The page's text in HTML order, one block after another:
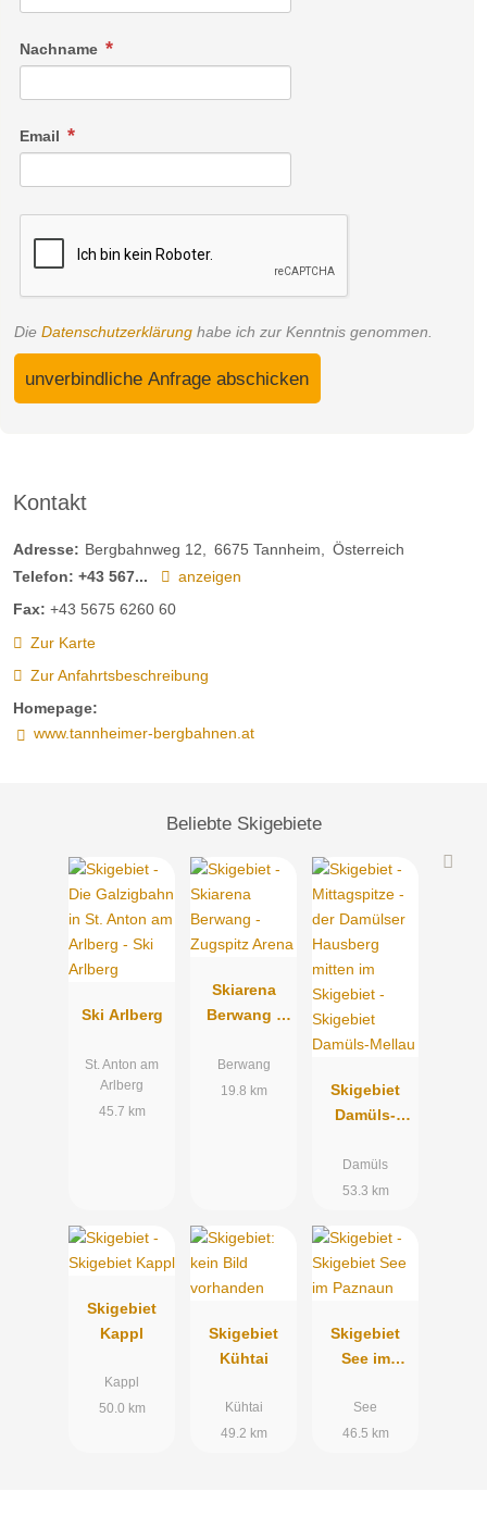
Nachname
Email
Die Datenschutzerklärung habe ich zur Kenntnis genommen.
unverbindliche Anfrage abschicken
Kontakt
Adresse: Bergbahnweg 12 6675 Tannheim
Österreich
Telefon: +43 567...
anzeigen
Fax: +43 5675 6260 60
Zur Karte
Zur Anfahrtsbeschreibung
Homepage:
www.tannheimer-bergbahnen.at
Beliebte Skigebiete
Ski Arlberg
St. Anton am
Arlberg
45.7 km
Skiarena
Berwang -
Arena
Berwang
19.8 km
Skigebiet
Damüls-
Damüls
53.3 km
Skigebiet
Kappl
Kappl
50.0 km
Skigebiet
Kühtai
Kühtai
49.2 km
Skigebiet
See im
See
46.5 km